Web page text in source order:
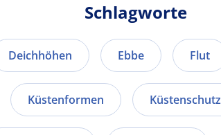
Schlagworte
Deichhöhen Ebbe Flut
Küstenformen Küstenschutz